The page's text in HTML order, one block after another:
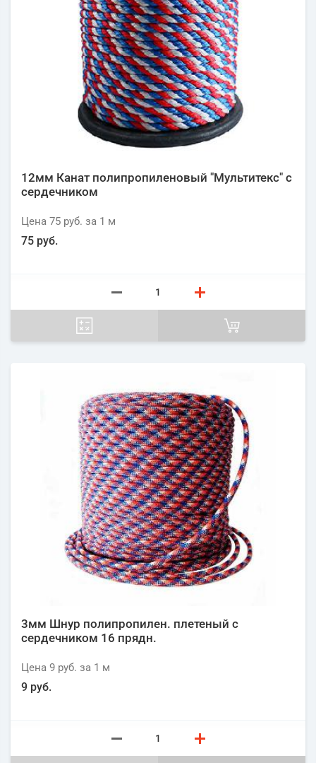
12мм Канат полипропиленовый "Мультитекс" с
сердечником
Цена 75 руб. за 1 м
75 руб.
3мм Шнур полипропилен. плетеный с
сердечником 16 прядн.
Цена 9 руб. за 1 м
9 руб.